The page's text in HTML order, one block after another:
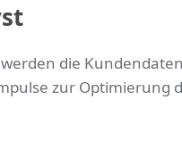
die
zur Optimierung